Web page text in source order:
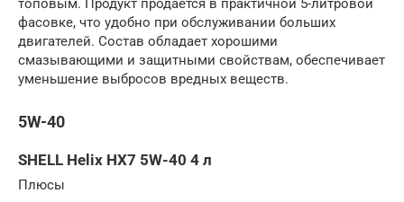
топовым. Продукт продаётся в практичной 5-литровой
фасовке, что удобно при обслуживании больших
двигателей. Состав обладает хорошими
смазывающими и защитными свойствам, обеспечивает
уменьшение выбросов вредных веществ.
5W-40
SHELL Helix HX7 5W-40 4 л
Плюсы